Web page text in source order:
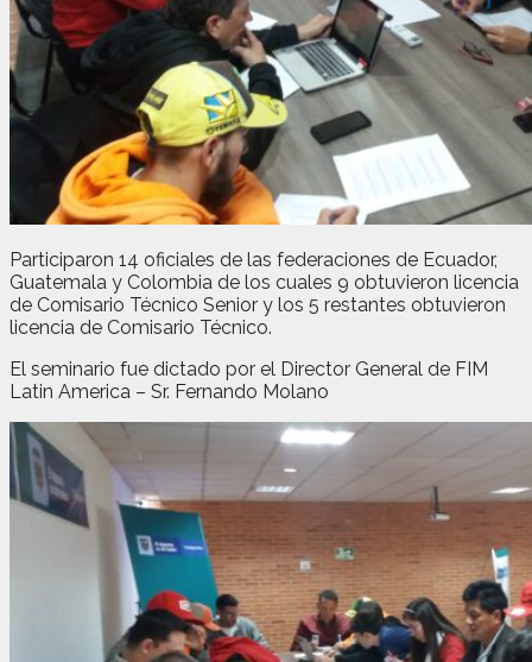
Participaron 14 oficiales de las federaciones de Ecuador,
Guatemala y Colombia de los cuales 9 obtuvieron licencia
de Comisario Técnico Senior y los 5 restantes obtuvieron
licencia de Comisario Técnico.
El seminario fue dictado por el Director General de FIM
Latin America – Sr. Fernando Molano